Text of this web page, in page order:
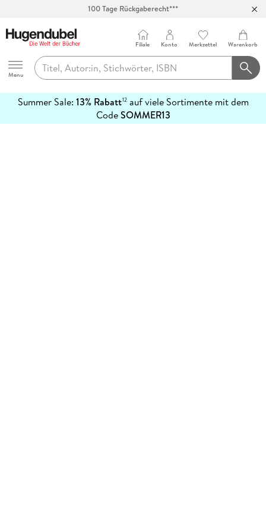
100 Tage Rückgaberecht***
Hugendubel
Menu
Filiale Konto Merkzettel Warenkorb
Summer Sale: 13% Rabatt12auf viele Sortimente mit dem
CodeSOMMER13
erfahren